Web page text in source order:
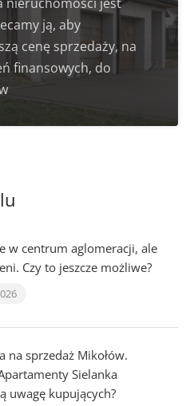
ją, aby
cenę sprzedaży, na
finansowych, do
w centrum aglomeracji, ale
Czy to jeszcze możliwe?
na sprzedaż Mikołów.
Sielanka
uwagę kupujących?